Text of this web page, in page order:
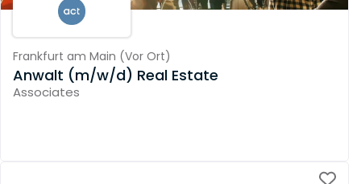
Frankfurt am Main (Vor Ort)
Anwalt (m/w/d) Real Estate
Associates